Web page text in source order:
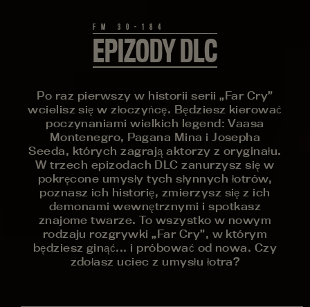
EPIZODY DLC
Po raz pierwszy w historii serii „Far Cry”
wcielisz się w złoczyńcę. Będziesz kierować
poczynaniami wielkich legend: Vaasa
Montenegro, Pagana Mina i Josepha
Seeda, których zagrają aktorzy z oryginału.
W trzech epizodach DLC zanurzysz się w
pokręcone umysły tych słynnych łotrów,
poznasz ich historię, zmierzysz się z ich
demonami wewnętrznymi i spotkasz
znajome twarze. To wszystko w nowym
rodzaju rozgrywki „Far Cry”, w którym
będziesz ginąć... i próbować od nowa. Czy
zdołasz uciec z umysłu łotra?